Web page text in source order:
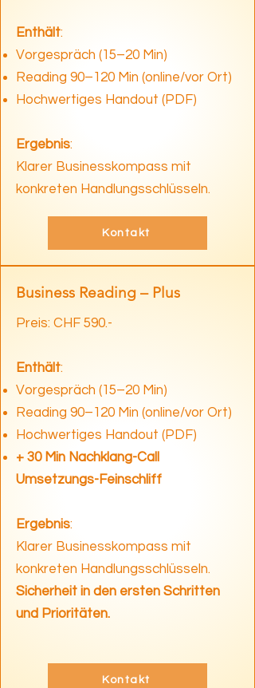
Enthält:
Vorgespräch (15–20 Min)
Reading 90–120 Min (online/vor Ort)
Hochwertiges Handout (PDF)
Ergebnis:
Klarer Businesskompass mit
konkreten Handlungsschlüsseln.
Kontakt
Business Reading – Plus
Preis: CHF 590.-
Enthält:
Vorgespräch (15–20 Min)
Reading 90–120 Min (online/vor Ort)
Hochwertiges Handout (PDF)
+ 30 Min Nachklang-Call
Umsetzungs-Feinschliff
Ergebnis:
Klarer Businesskompass mit
konkreten Handlungsschlüsseln.
Sicherheit in den ersten Schritten
und Prioritäten.
Kontakt